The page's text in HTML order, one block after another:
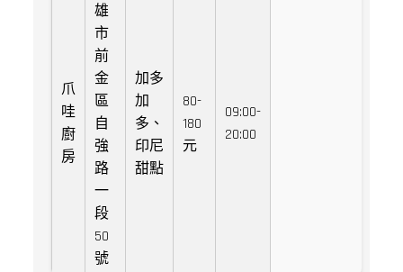
爪
哇
廚
房
雄
市
前
金
區
自
強
路
一
段
50
號
加多
加
多、
印尼
甜點
80-
180
元
09:00-
20:00